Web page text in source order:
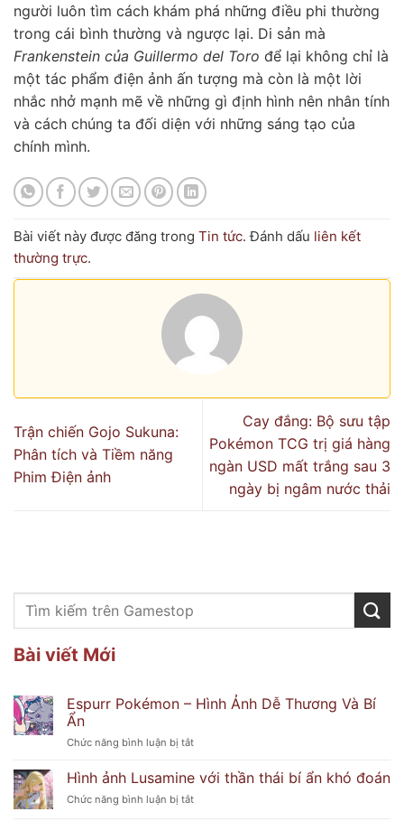
người luôn tìm cách khám phá những điều phi thường
trong cái bình thường và ngược lại. Di sản mà
Frankenstein của Guillermo del Toro để lại không chỉ là
một tác phẩm điện ảnh ấn tượng mà còn là một lời
nhắc nhở mạnh mẽ về những gì định hình nên nhân tính
và cách chúng ta đối diện với những sáng tạo của
chính mình.
Bài viết này được đăng trong Tin tức. Đánh dấu liên kết
thường trực.
Trận chiến Gojo Sukuna:
Phân tích và Tiềm năng
Phim Điện ảnh
Cay đắng: Bộ sưu tập
Pokémon TCG trị giá hàng
ngàn USD mất trắng sau 3
ngày bị ngâm nước thải
Bài viết Mới
Espurr Pokémon – Hình Ảnh Dễ Thương Và Bí
Ẩn
Chức năng bình luận bị tắtở
Pokémon
Hình
Hình ảnh Lusamine với thần thái bí ẩn khó đoán
Chức năng bình luận bị tắtở